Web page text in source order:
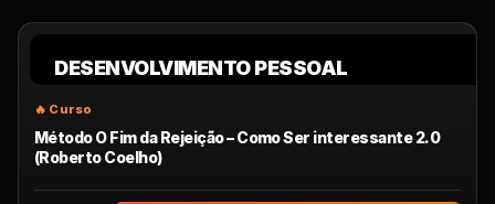
DESENVOLVIMENTO PESSOAL
Método O Fim da Rejeição – Como Ser interessante 2.0
(Roberto Coelho)